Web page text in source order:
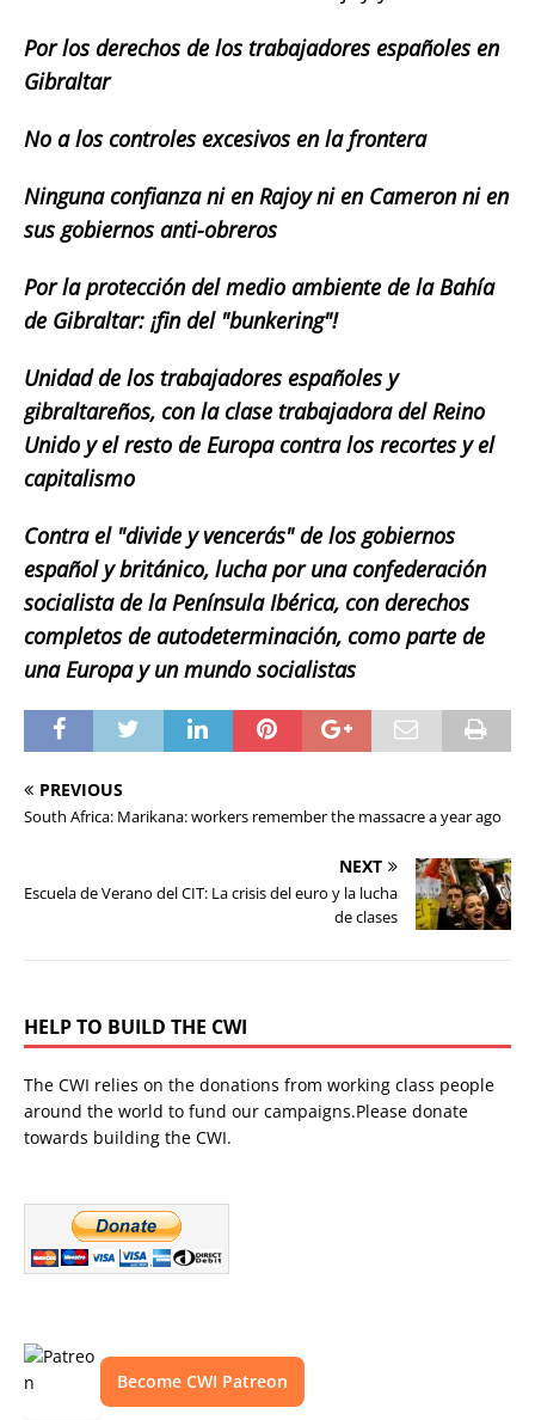
Por los derechos de los trabajadores españoles en
Gibraltar
No a los controles excesivos en la frontera
Ninguna confianza ni en Rajoy ni en Cameron ni en
sus gobiernos anti-obreros
Por la protección del medio ambiente de la Bahía
de Gibraltar: ¡fin del "bunkering"!
Unidad de los trabajadores españoles y
gibraltareños, con la clase trabajadora del Reino
Unido y el resto de Europa contra los recortes y el
capitalismo
Contra el "divide y vencerás" de los gobiernos
español y británico, lucha por una confederación
socialista de la Península Ibérica, con derechos
completos de autodeterminación, como parte de
una Europa y un mundo socialistas
PREVIOUS
South Africa: Marikana: workers remember the massacre a year ago
NEXT
Escuela de Verano del CIT: La crisis del euro y la lucha
de clases
HELP TO BUILD THE CWI
The CWI relies on the donations from working class people
around the world to fund our campaigns.Please donate
towards building the CWI.
Become CWI Patreon